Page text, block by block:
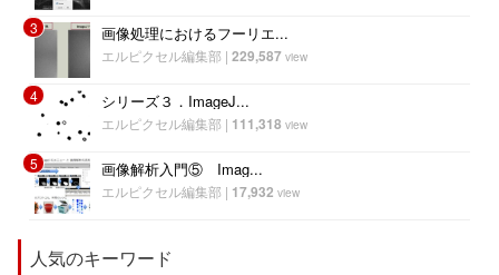
3 画像処理におけるフーリエ...
エルピクセル編集部 | 229,587 view
4 シリーズ３．ImageJ...
エルピクセル編集部 | 111,318 view
5 画像解析入門⑤ Imag...
エルピクセル編集部 | 17,932 view
人気のキーワード